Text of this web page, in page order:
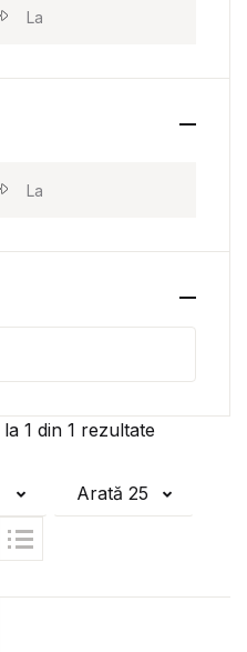
la 1 din 1 rezultate
Arată 25